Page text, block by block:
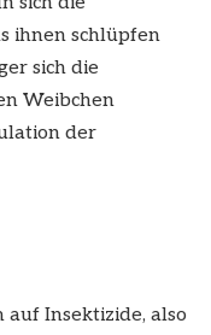
ihnen schlüpfen
sich die
Weibchen
der
Insektizide, also